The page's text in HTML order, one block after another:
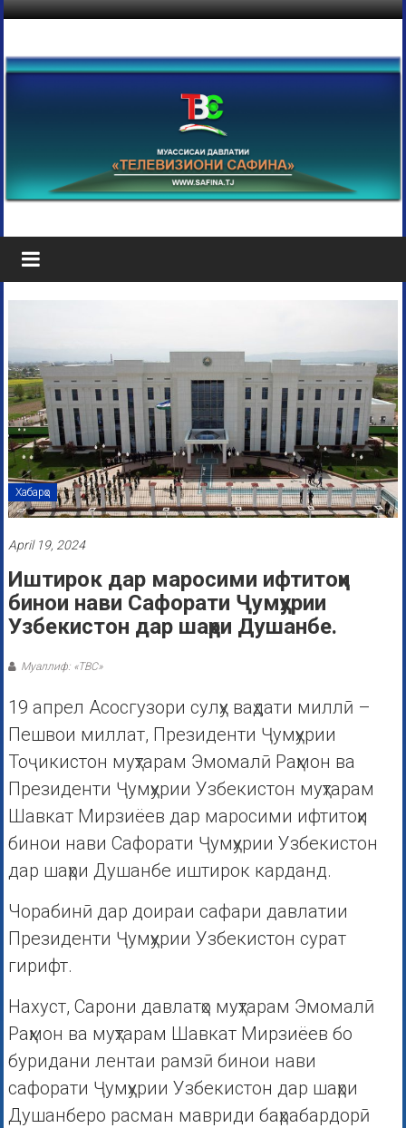
Хабарҳо
April 19, 2024
Иштирок дар маросими ифтитоҳи
бинои нави Сафорати Ҷумҳурии
Узбекистон дар шаҳри Душанбе.
Муаллиф: «ТВС»
19 апрел Асосгузори сулҳу ваҳдати миллӣ –
Пешвои миллат, Президенти Ҷумҳурии
Тоҷикистон муҳтарам Эмомалӣ Раҳмон ва
Президенти Ҷумҳурии Узбекистон муҳтарам
Шавкат Мирзиёев дар маросими ифтитоҳи
бинои нави Сафорати Ҷумҳурии Узбекистон
дар шаҳри Душанбе иштирок карданд.
Чорабинӣ дар доираи сафари давлатии
Президенти Ҷумҳурии Узбекистон сурат
гирифт.
Нахуст, Сарони давлатҳо муҳтарам Эмомалӣ
Раҳмон ва муҳтарам Шавкат Мирзиёев бо
буридани лентаи рамзӣ бинои нави
сафорати Ҷумҳурии Узбекистон дар шаҳри
Душанберо расман мавриди баҳрабардорӣ